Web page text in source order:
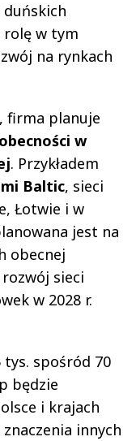
rolę w tym
na rynkach
firma planuje
w
. Przykładem
Baltic, sieci
Łotwie i w
jest na
obecnej
sieci
w 2028 r.
tys. spośród 70
będzie
i krajach
innych